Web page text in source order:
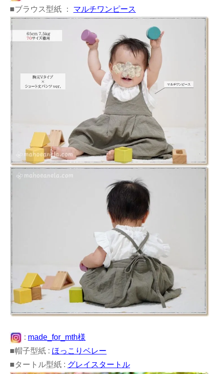
■ブラウス型紙 ： マルチワンピース
: made_for_mth様
■帽子型紙 : ほっこりベレー
■タートル型紙 : グレイスタートル